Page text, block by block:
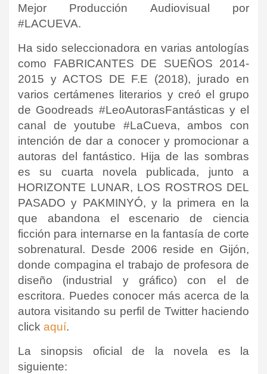
Mejor Producción Audiovisual por
#LACUEVA.
Ha sido seleccionadora en varias antologías
como FABRICANTES DE SUEÑOS 2014-
2015 y ACTOS DE F.E (2018), jurado en
varios certámenes literarios y creó el grupo
de Goodreads #LeoAutorasFantásticas y el
canal de youtube #LaCueva, ambos con
intención de dar a conocer y promocionar a
autoras del fantástico. Hija de las sombras
es su cuarta novela publicada, junto a
HORIZONTE LUNAR, LOS ROSTROS DEL
PASADO y PAKMINYÓ, y la primera en la
que abandona el escenario de ciencia
ficción para internarse en la fantasía de corte
sobrenatural. Desde 2006 reside en Gijón,
donde compagina el trabajo de profesora de
diseño (industrial y gráfico) con el de
escritora. Puedes conocer más acerca de la
autora visitando su perfil de Twitter haciendo
click aquí.
La sinopsis oficial de la novela es la
siguiente: